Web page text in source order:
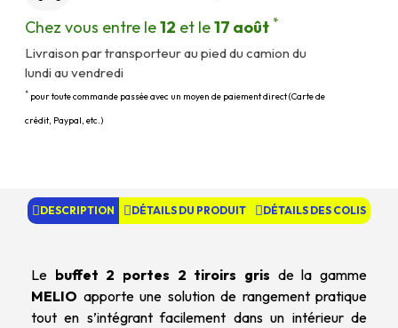
Chez vous entre le12 et le17 août *
Livraison par transporteur au pied du camion du
lundi au vendredi
* pour toute commande passée avec un moyen de paiement direct (Carte de
crédit, Paypal, etc.)
DESCRIPTION DÉTAILS DU PRODUIT DÉTAILS DES COLIS
Le buffet 2 portes 2 tiroirs gris de la gamme
MELIO apporte une solution de rangement pratique
tout en s’intégrant facilement dans un intérieur de